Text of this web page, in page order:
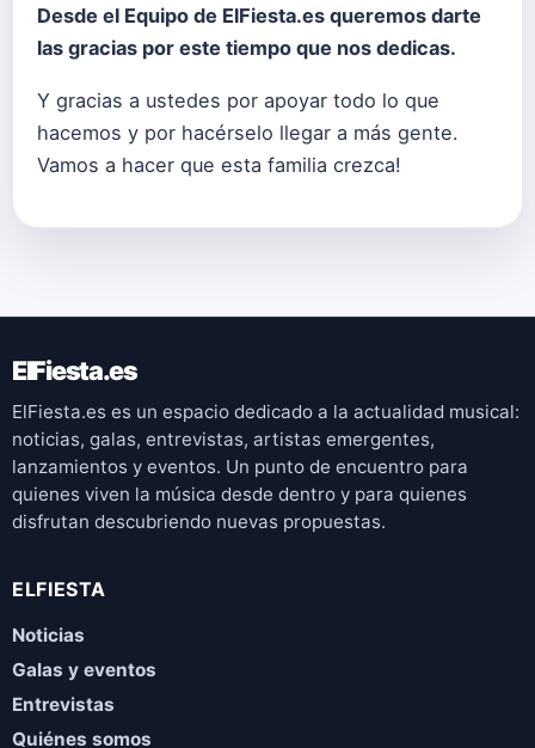
Desde el Equipo de ElFiesta.es queremos darte
las gracias por este tiempo que nos dedicas.
Y gracias a ustedes por apoyar todo lo que
hacemos y por hacérselo llegar a más gente.
Vamos a hacer que esta familia crezca!
ElFiesta.es
ElFiesta.es es un espacio dedicado a la actualidad musical:
noticias, galas, entrevistas, artistas emergentes,
lanzamientos y eventos. Un punto de encuentro para
quienes viven la música desde dentro y para quienes
disfrutan descubriendo nuevas propuestas.
ELFIESTA
Noticias
Galas y eventos
Entrevistas
Quiénes somos